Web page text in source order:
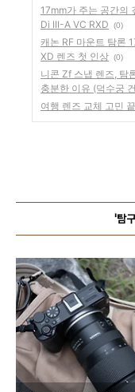
17mm가 주는 공간의
Di III-A VC RXD
(0)
캐논 RF 마운트 탐론
XD 렌즈 첫 인상 (0)
니콘 Zf 스냅 렌즈, 탐
충분한 이유 (덕수궁
여행 렌즈 교체 고민
'탐